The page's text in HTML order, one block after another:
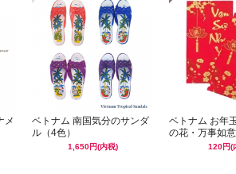
メ
ベトナム 南国気分のサンダ
ル（4色）
1,650円(内税)
ベトナム お年
の花・万事如意
120円(